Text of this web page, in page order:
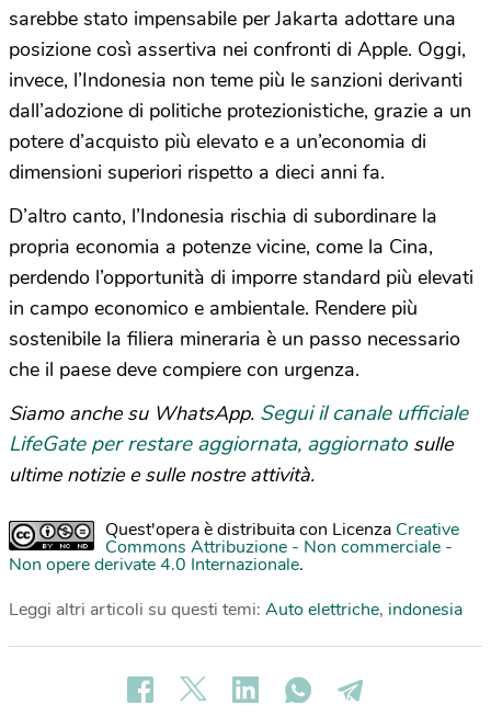
sarebbe stato impensabile per Jakarta adottare una
posizione così assertiva nei confronti di Apple. Oggi,
invece, l’Indonesia non teme più le sanzioni derivanti
dall’adozione di politiche protezionistiche, grazie a un
potere d’acquisto più elevato e a un’economia di
dimensioni superiori rispetto a dieci anni fa.
D’altro canto, l’Indonesia rischia di subordinare la
propria economia a potenze vicine, come la Cina,
perdendo l’opportunità di imporre standard più elevati
in campo economico e ambientale. Rendere più
sostenibile la filiera mineraria è un passo necessario
che il paese deve compiere con urgenza.
Siamo anche su WhatsApp. Segui il canale ufficiale
LifeGate per restare aggiornata, aggiornato sulle
ultime notizie e sulle nostre attività.
Quest'opera è distribuita con Licenza Creative
Commons Attribuzione - Non commerciale -
Non opere derivate 4.0 Internazionale.
Leggi altri articoli su questi temi: Auto elettriche, indonesia